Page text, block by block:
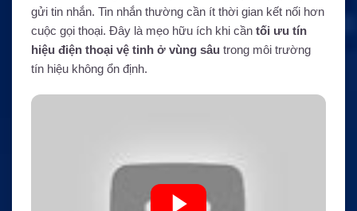
gửi tin nhắn. Tin nhắn thường cần ít thời gian kết nối hơn
cuộc gọi thoại. Đây là mẹo hữu ích khi cần tối ưu tín
hiệu điện thoại vệ tinh ở vùng sâu trong môi trường
tín hiệu không ổn định.